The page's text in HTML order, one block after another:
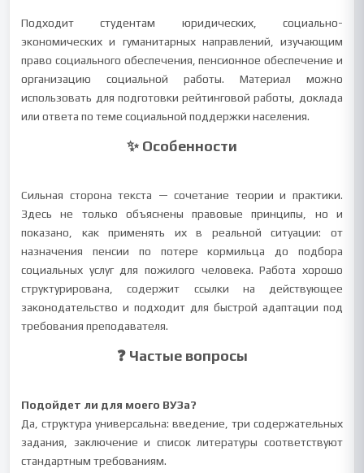
Подходит студентам юридических, социально-
экономических и гуманитарных направлений, изучающим
право социального обеспечения, пенсионное обеспечение и
организацию социальной работы. Материал можно
использовать для подготовки рейтинговой работы, доклада
или ответа по теме социальной поддержки населения.
✨ Особенности
Сильная сторона текста — сочетание теории и практики.
Здесь не только объяснены правовые принципы, но и
показано, как применять их в реальной ситуации: от
назначения пенсии по потере кормильца до подбора
социальных услуг для пожилого человека. Работа хорошо
структурирована, содержит ссылки на действующее
законодательство и подходит для быстрой адаптации под
требования преподавателя.
❓ Частые вопросы
Подойдет ли для моего ВУЗа?
Да, структура универсальна: введение, три содержательных
задания, заключение и список литературы соответствуют
стандартным требованиям.